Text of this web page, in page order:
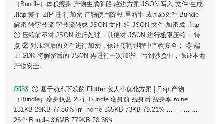
（Bundle）体积瘦身 产物生成阶段 改进方案 JSON 写入 文件 生成
.flap 整个 ZIP 进 行加密 产物使用阶段 重新生 成.flap文件 Bundle
解密 转字节流 字节流转成 JSON 文件 组 JSON 文件 加密成 .flap
① 压缩前不对 JSON 进行处理，以便对 JSON 进行极限压缩； 特
点 ② 对压缩后的文件进行加密，保证传输过程中产物安全； ③ 端
上 SDK 将解密后的 JSON 再进行一次加密，写到沙盒中，保证本地
产物安全。
33. ① 基于动态下发的 Flutter 包大小优化方案 | Flap 产物
（Bundle）瘦身收益 25个 Bundle 瘦身前 瘦身后 瘦身率 mine
131KB 29KB 77.86% im_home 335KB 73KB 79.21% … … … …
25个 Bundle 3.6MB 779KB 78.36%